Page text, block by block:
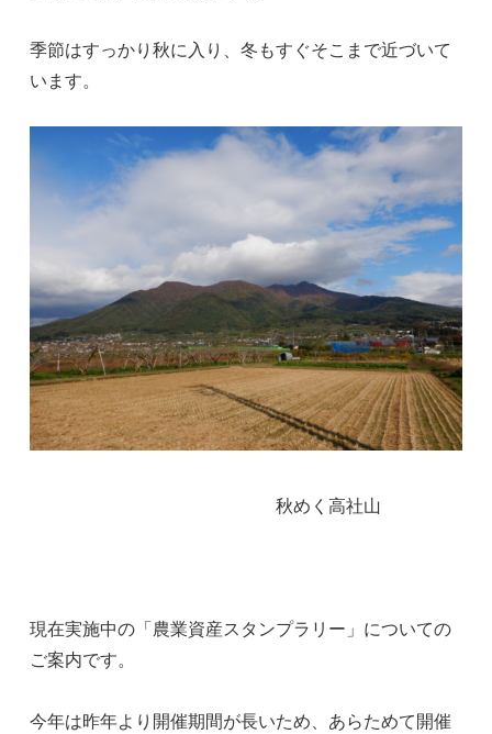
季節はすっかり秋に入り、冬もすぐそこまで近づいて
います。
秋めく高社山
現在実施中の「農業資産スタンプラリー」についての
ご案内です。
今年は昨年より開催期間が長いため、あらためて開催